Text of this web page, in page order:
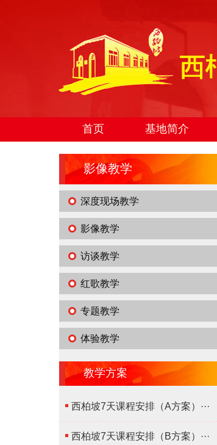
首页 基地简介
影像教学
深度现场教学
影像教学
访谈教学
红歌教学
专题教学
体验教学
教学方案
西柏坡7天课程安排（A方案）···
西柏坡7天课程安排（B方案）···